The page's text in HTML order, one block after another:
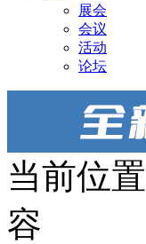
展会
会议
活动
论坛
当前位置
容